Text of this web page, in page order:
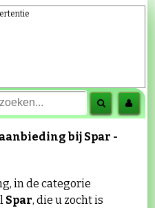
bij Spar -
in de categorie
Spar, die u zocht is